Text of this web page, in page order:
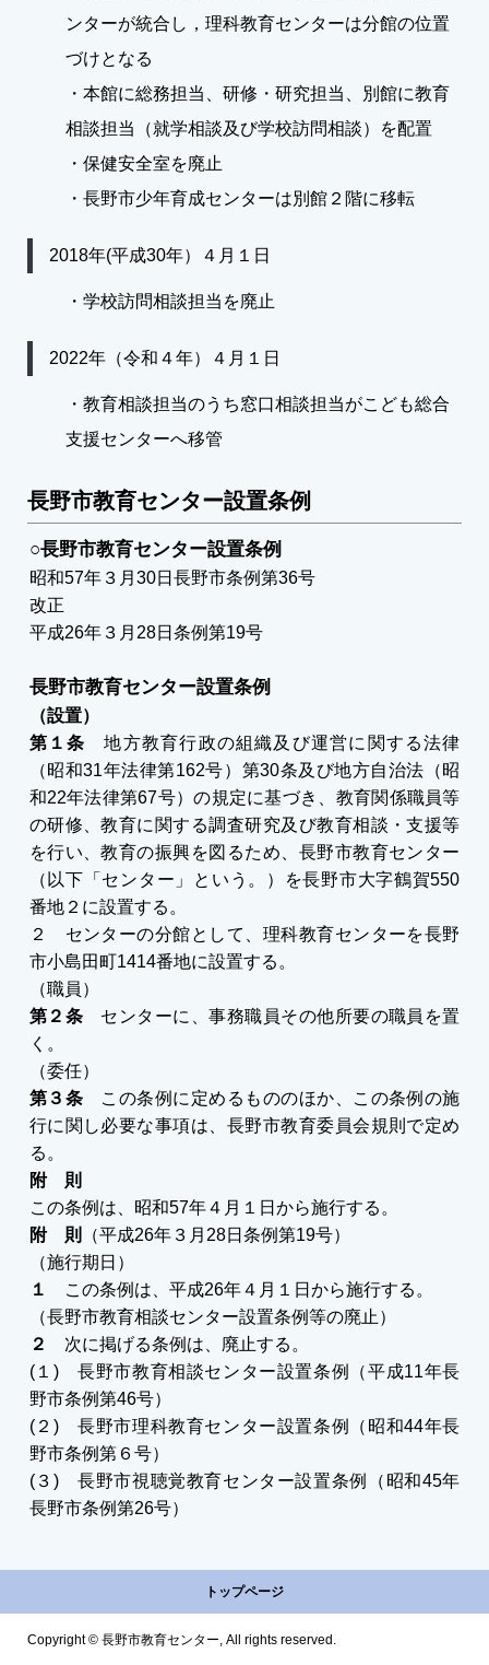
ンターが統合し，理科教育センターは分館の位置
づけとなる
・本館に総務担当、研修・研究担当、別館に教育
相談担当（就学相談及び学校訪問相談）を配置
・保健安全室を廃止
・長野市少年育成センターは別館２階に移転
2018年(平成30年）４月１日
・学校訪問相談担当を廃止
2022年（令和４年）４月１日
・教育相談担当のうち窓口相談担当がこども総合
支援センターへ移管
長野市教育センター設置条例
○長野市教育センター設置条例
昭和57年３月30日長野市条例第36号
改正
平成26年３月28日条例第19号
長野市教育センター設置条例
（設置）
第１条 地方教育行政の組織及び運営に関する法律
（昭和31年法律第162号）第30条及び地方自治法（昭
和22年法律第67号）の規定に基づき、教育関係職員等
の研修、教育に関する調査研究及び教育相談・支援等
を行い、教育の振興を図るため、長野市教育センター
（以下「センター」という。）を長野市大字鶴賀550
番地２に設置する。
２ センターの分館として、理科教育センターを長野
市小島田町1414番地に設置する。
（職員）
第２条 センターに、事務職員その他所要の職員を置
く。
（委任）
第３条 この条例に定めるもののほか、この条例の施
行に関し必要な事項は、長野市教育委員会規則で定め
る。
附 則
この条例は、昭和57年４月１日から施行する。
附 則
（平成26年３月28日条例第19号）
（施行期日）
１
この条例は、平成26年４月１日から施行する。
（長野市教育相談センター設置条例等の廃止）
２
次に掲げる条例は、廃止する。
(１) 長野市教育相談センター設置条例（平成11年長
野市条例第46号）
(２) 長野市理科教育センター設置条例（昭和44年長
野市条例第６号）
(３) 長野市視聴覚教育センター設置条例（昭和45年
長野市条例第26号）
トップページ
Copyright © 長野市教育センター, All rights reserved.